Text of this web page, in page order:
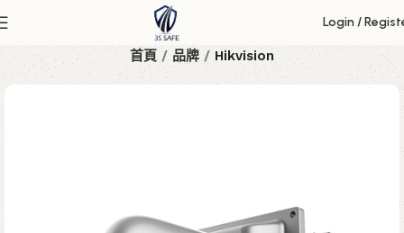
Login /
首頁 品牌 Hikvision